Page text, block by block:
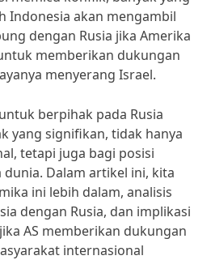
Indonesia akan mengambil
dengan Rusia jika Amerika
memberikan dukungan
menyerang Israel.
berpihak pada Rusia
yang signifikan, tidak hanya
tetapi juga bagi posisi
Dalam artikel ini, kita
ini lebih dalam, analisis
dengan Rusia, dan implikasi
AS memberikan dukungan
internasional